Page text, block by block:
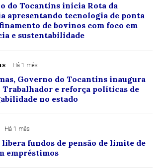
do Tocantins inicia Rota da
apresentando tecnologia de ponta
de bovinos com foco em
e sustentabilidade
Há 1 mês
Governo do Tocantins inaugura
Trabalhador e reforça políticas de
no estado
Há 1 mês
fundos de pensão de limite de
empréstimos